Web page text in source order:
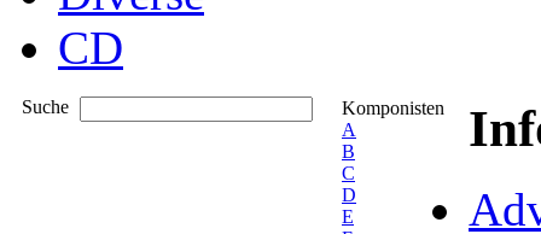
CD
Suche
Komponisten
A
B
C
D
E